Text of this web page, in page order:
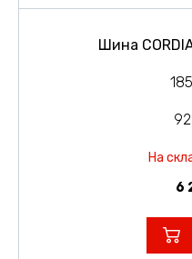
Шина
На
6